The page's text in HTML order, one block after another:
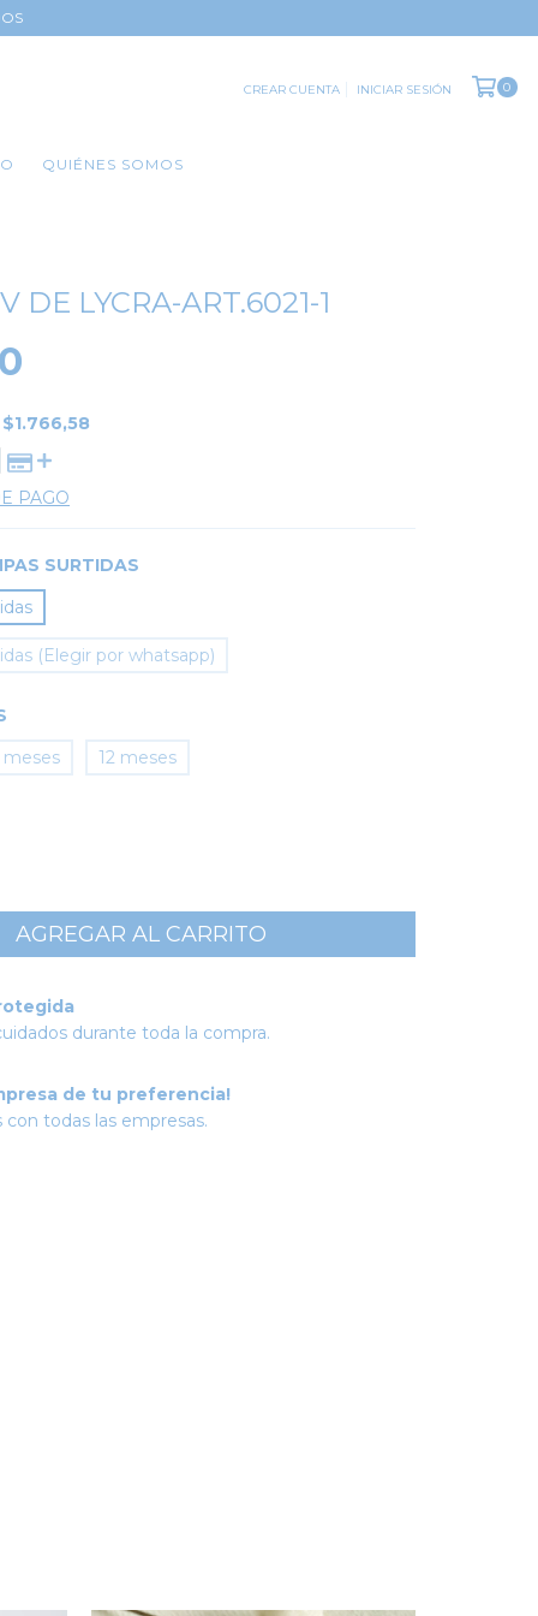
CREAR CUENTA INICIAR SESIÓN 0
QUIÉNES SOMOS
DE LYCRA-ART.6021-1
$1.766,58
PAGO
SURTIDAS
(Elegir por whatsapp)
meses 12 meses
durante toda la compra.
de tu preferencia!
con todas las empresas.